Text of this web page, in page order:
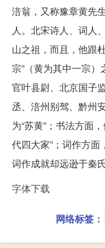
涪翁，又称豫章黄先
人。北宋诗人、词人
山之祖，而且，他跟
宗”（黄为其中一宗
官叶县尉、北京国子
丞、涪州别驾、黔州
为“苏黄”；书法方面
代四大家”；词作方面
词作成就却远逊于秦氏
字体下载
网络标签：